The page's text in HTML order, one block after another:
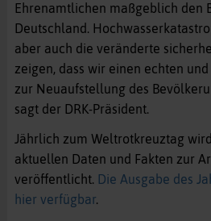
Ehrenamtlichen maßgeblich den
Deutschland.
aber auch die veränderte
zeigen, dass wir einen echten
zur Neuaufstellung des
sagt der DRK-Präsident.
Jährlich zum Weltrotkreuztag
aktuellen Daten und Fakten zur
veröffentlicht. Die Ausgabe des
hier verfügbar.